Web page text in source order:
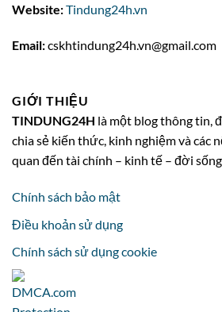
Website:Tindung24h.vn
Email:cskhtindung24h.vn@gmail.com
GIỚI THIỆU
TINDUNG24H là một blog thông tin,
chia sẻ kiến thức, kinh nghiệm và các
quan đến tài chính – kinh tế – đời sống
Chính sách bảo mật
Điều khoản sử dụng
Chính sách sử dụng cookie